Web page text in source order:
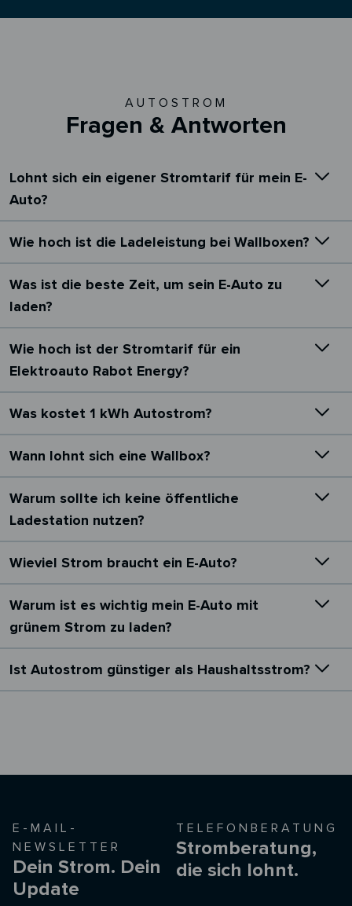
AUTOSTROM
Fragen & Antworten
Lohnt sich ein eigener Stromtarif für mein E-
Auto?
Wie hoch ist die Ladeleistung bei Wallboxen?
Was ist die beste Zeit, um sein E-Auto zu
laden?
Wie hoch ist der Stromtarif für ein
Elektroauto Rabot Energy?
Was kostet 1 kWh Autostrom?
Wann lohnt sich eine Wallbox?
Warum sollte ich keine öffentliche
Ladestation nutzen?
Wieviel Strom braucht ein E-Auto?
Warum ist es wichtig mein E-Auto mit
grünem Strom zu laden?
Ist Autostrom günstiger als Haushaltsstrom?
E-MAIL-
NEWSLETTER
Dein Strom. Dein
Update
TELEFONBERATUNG
Stromberatung,
die sich lohnt.